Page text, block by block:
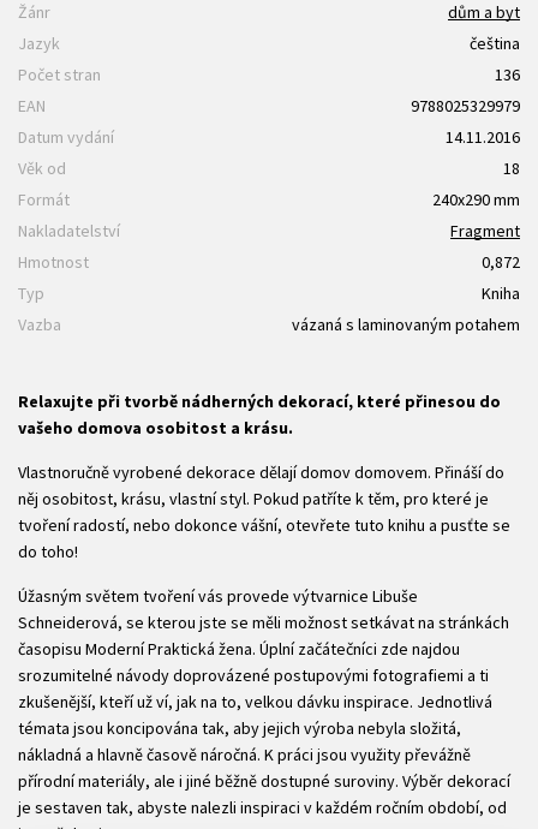
Žánr
dům a byt
Jazyk
čeština
Počet stran
136
EAN
9788025329979
Datum vydání
14.11.2016
Věk od
18
Formát
240x290 mm
Nakladatelství
Fragment
Hmotnost
0,872
Typ
Kniha
Vazba
vázaná s laminovaným potahem
Relaxujte při tvorbě nádherných dekorací, které přinesou do
vašeho domova osobitost a krásu.
Vlastnoručně vyrobené dekorace dělají domov domovem. Přináší do
něj osobitost, krásu, vlastní styl. Pokud patříte k těm, pro které je
tvoření radostí, nebo dokonce vášní, otevřete tuto knihu a pusťte se
do toho!
Úžasným světem tvoření vás provede výtvarnice Libuše
Schneiderová, se kterou jste se měli možnost setkávat na stránkách
časopisu Moderní Praktická žena. Úplní začátečníci zde najdou
srozumitelné návody doprovázené postupovými fotografiemi a ti
zkušenější, kteří už ví, jak na to, velkou dávku inspirace. Jednotlivá
témata jsou koncipována tak, aby jejich výroba nebyla složitá,
nákladná a hlavně časově náročná. K práci jsou využity převážně
přírodní materiály, ale i jiné běžně dostupné suroviny. Výběr dekorací
je sestaven tak, abyste nalezli inspiraci v každém ročním období, od